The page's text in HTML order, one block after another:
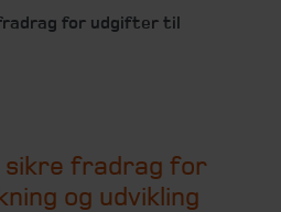
for udgifter til
sikre fradrag for
og udvikling